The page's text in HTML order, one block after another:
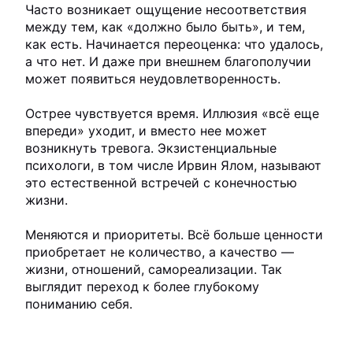
Часто возникает ощущение несоответствия
между тем, как «должно было быть», и тем,
как есть. Начинается переоценка: что удалось,
а что нет. И даже при внешнем благополучии
может появиться неудовлетворенность.
Острее чувствуется время. Иллюзия «всё еще
впереди» уходит, и вместо нее может
возникнуть тревога. Экзистенциальные
психологи, в том числе Ирвин Ялом, называют
это естественной встречей с конечностью
жизни.
Меняются и приоритеты. Всё больше ценности
приобретает не количество, а качество —
жизни, отношений, самореализации. Так
выглядит переход к более глубокому
пониманию себя.